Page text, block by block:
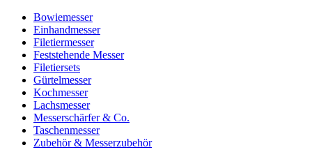
Bowiemesser
Einhandmesser
Filetiermesser
Feststehende Messer
Filetiersets
Gürtelmesser
Kochmesser
Lachsmesser
Messerschärfer & Co.
Taschenmesser
Zubehör & Messerzubehör